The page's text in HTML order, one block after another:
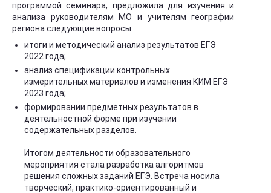
программой семинара, предложила для изучения и
анализа руководителям МО и учителям географии
региона следующие вопросы:
итоги и методический анализ результатов ЕГЭ
2022 года;
анализ спецификации контрольных
измерительных материалов и изменения КИМ ЕГЭ
2023 года;
формировании предметных результатов в
деятельностной форме при изучении
содержательных разделов.
Итогом деятельности образовательного
мероприятия стала разработка алгоритмов
решения сложных заданий ЕГЭ. Встреча носила
творческий, практико-ориентированный и